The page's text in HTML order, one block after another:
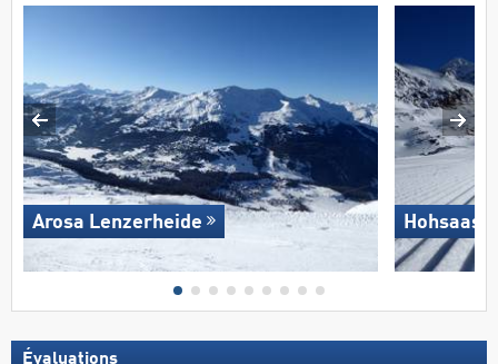
Arosa Lenzerheide Hohsaas
Évaluations